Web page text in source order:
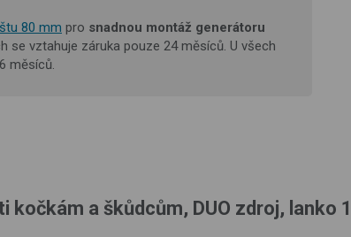
80 mm pro snadnou montáž generátoru
se vztahuje záruka pouze 24 měsíců. U všech
měsíců.
a škůdcům, DUO zdroj,